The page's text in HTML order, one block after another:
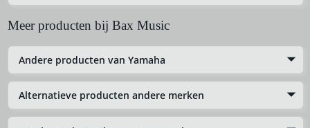
Meer producten bij Bax Music
Andere producten van Yamaha
Alternatieve producten andere merken